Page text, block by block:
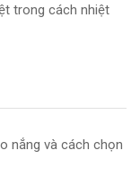
trong cách nhiệt
nắng và cách chọn